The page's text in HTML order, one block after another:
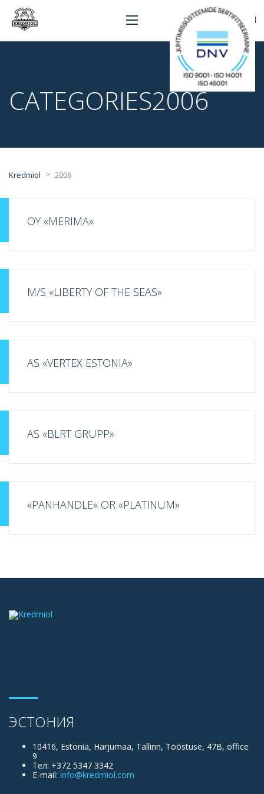
CATEGORIES2006
Kredmiol > 2006
OY «MERIMA»
M/S «LIBERTY OF THE SEAS»
AS «VERTEX ESTONIA»
AS «BLRT GRUPP»
«PANHANDLE» OR «PLATINUM»
ЭСТОНИЯ
10416, Estonia, Harjumaa, Tallinn, Tööstuse, 47B, office
9
Тел: +372 5347 3342
E-mail: info@kredmiol.com